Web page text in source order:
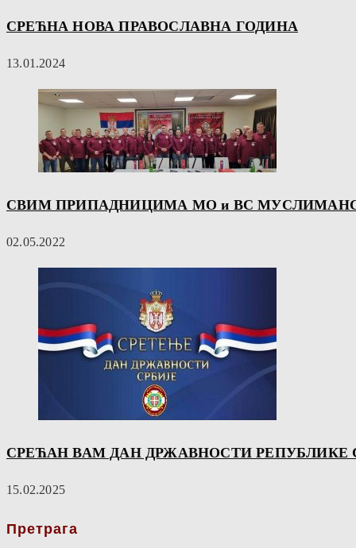
СРЕЋНА НОВА ПРАВОСЛАВНА ГОДИНА
13.01.2024
СВИМ ПРИПАДНИЦИМА МО и ВС
02.05.2022
СРЕЋАН ВАМ ДАН ДРЖАВНОСТИ РЕПУБЛИКЕ
15.02.2025
Претрага